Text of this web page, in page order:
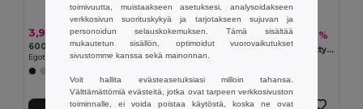
3,96 €
600D olkalaukku
Egotier 92547
7,24 € 8,22 € -12%
PU-käsilaukku (21 % kierrätettyä PU:ta ja 30 % kierrätettyä polyesteriä)
Egotier 92199
toimivuutta, muistaakseen asetuksesi, analysoidakseen
verkkosivun suorituskykyä ja tarjotakseen sujuvan ja
personoidun selauskokemuksen. Tämä sisältää
mukautetun sisällön, optimoidut vuorovaikutukset
sivustomme kanssa sekä mainonnan.
Voit hallita evästeasetuksiasi milloin tahansa.
Välttämättömiä evästeitä, jotka ovat tarpeen verkkosivuston
toiminnalle, ei voida poistaa käytöstä, koska ne ovat